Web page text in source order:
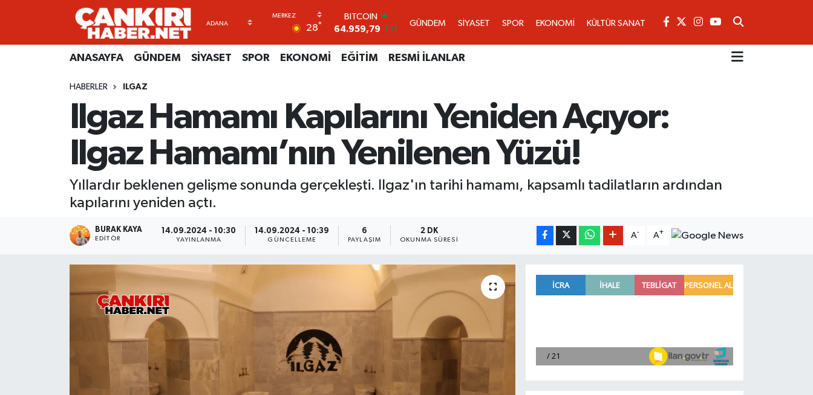
28°
DOLAR
47,7436 0.18
55,2510 0.32
6660.55
BİST100
13.779 -14
BITCOIN
64.959,79
1.11
GÜNDEM SİYASET SPOR EKONOMİ KÜLTÜR SANAT
ANASAYFA GÜNDEM SİYASET SPOR EKONOMİ EĞİTİM RESMİ İLANLAR
HABERLER ILGAZ
Ilgaz Hamamı Kapılarını Yeniden Açıyor:
Ilgaz Hamamı’nın Yenilenen Yüzü!
Yıllardır beklenen gelişme sonunda gerçekleşti. Ilgaz'ın tarihi hamamı, kapsamlı tadilatların ardından
kapılarını yeniden açtı.
BURAK KAYA
EDITÖR
14.09.2024 - 10:30
YAYINLANMA
14.09.2024 - 10:39
GÜNCELLEME
6
PAYLAŞIM
2 DK
OKUNMA SÜRESI
A- A+
ANASAYFA
RESMİ İLANLAR
Künye
BİYOGRAFİLER
GÜNDEM
KÜLTÜR SANAT
Merkez Hava Durumu
Tüm Manşetler
Son Dakika Haberleri
Haber Arşivi